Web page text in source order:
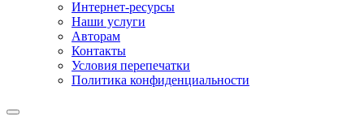
Интернет-ресурсы
Наши услуги
Авторам
Контакты
Условия перепечатки
Политика конфиденциальности